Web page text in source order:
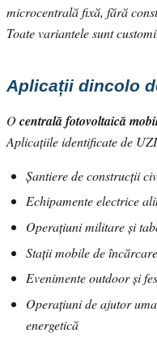
microcentrală fixă, fără
Toate variantele sunt
Aplicații dincolo
Ocentrală fotovoltaică
Aplicațiile identificate de
Șantiere de construcții
Echipamente electrice
Operațiuni militare și
Stații mobile de
Evenimente outdoor și
Operațiuni de ajutor
energetică